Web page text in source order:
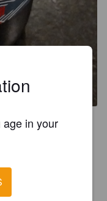
in your